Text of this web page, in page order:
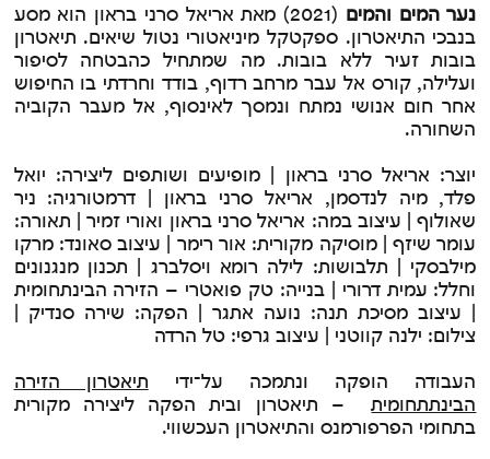
נער המים והמים
(2021) מאת אריאל סרני בראון הוא מסע
בנבכי התיאטרון. ספקטקל מיניאטורי נטול שיאים. תיאטרון
בובות זעיר ללא בובות. מה שמתחיל כהבטחה לסיפור
ועלילה, קורס אל עבר מרחב רדוף, בודד וחרדתי בו החיפוש
אחר חום אנושי נמתח ונמסך לאינסוף, אל מעבר הקוביה
השחורה.
יוצר: אריאל סרני בראון | מופיעים ושותפים ליצירה: יואל
פלד, מיה לנדסמן, אריאל סרני בראון | דרמטורגיה: ניר
שאולוף | עיצוב במה: אריאל סרני בראון ואורי זמיר | תאורה:
עומר שיזף | מוסיקה מקורית: אור רימר | עיצוב סאונד: מרקו
מילבסקי | תלבושות: לילה רומא ויסלברג | תכנון מנגנונים
וחלל: עמית דרורי | בנייה: טק פואטרי – הזירה הבינתחומית
| עיצוב מסיכת תנה: נועה אתגר | הפקה: שירה סנדיק |
צילום: ילנה קווטני | עיצוב גרפי: טל הרדה
העבודה הופקה ונתמכה על־ידי תיאטרון הזירה
הבינתתחומית
– תיאטרון ובית הפקה ליצירה מקורית
בתחומי הפרפורמנס והתיאטרון העכשווי.